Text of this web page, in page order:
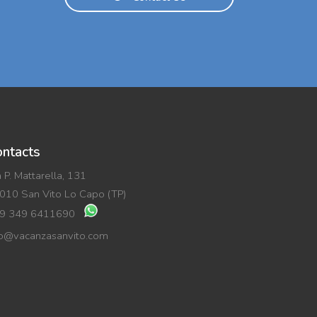
P. Mattarella, 131
San Vito Lo Capo (TP)
349 6411690